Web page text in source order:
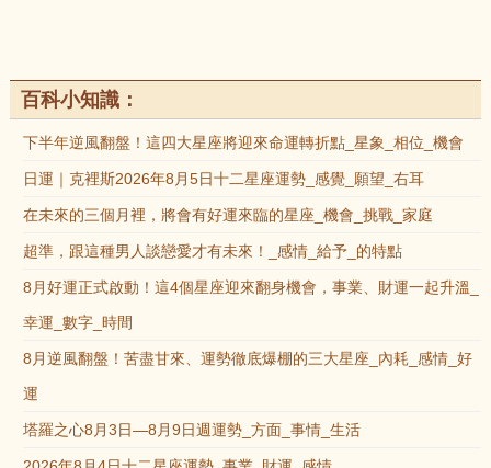
百科小知識：
下半年逆風翻盤！這四大星座將迎來命運轉折點_星象_相位_機會
日運｜克裡斯2026年8月5日十二星座運勢_感覺_願望_右耳
在未來的三個月裡，將會有好運來臨的星座_機會_挑戰_家庭
超準，跟這種男人談戀愛才有未來！_感情_給予_的特點
8月好運正式啟動！這4個星座迎來翻身機會，事業、財運一起升溫_
幸運_數字_時間
8月逆風翻盤！苦盡甘來、運勢徹底爆棚的三大星座_內耗_感情_好
運
塔羅之心8月3日—8月9日週運勢_方面_事情_生活